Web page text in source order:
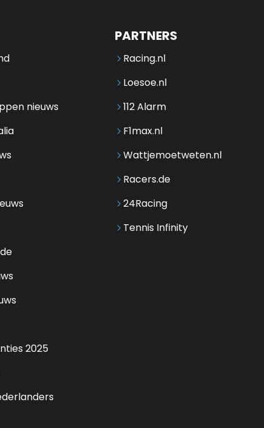
nieuws
2025
PARTNERS
Racing.nl
Loesoe.nl
112 Alarm
F1max.nl
Wattjemoetweten.nl
Racers.de
24Racing
Tennis Infinity